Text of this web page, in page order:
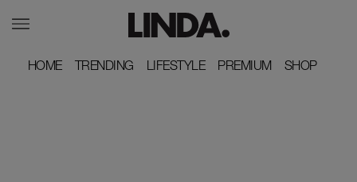
HOME
HOME TRENDING
TRENDING LIFESTYLE
LIFESTYLE PREMIUM
PREMIUM SHOP
SHOP